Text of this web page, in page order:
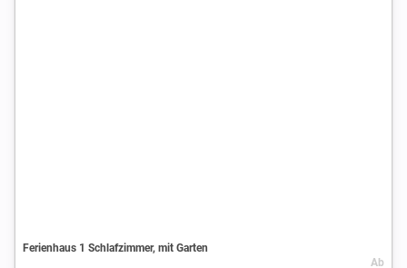
Ferienhaus 1 Schlafzimmer, mit Garten
Ab